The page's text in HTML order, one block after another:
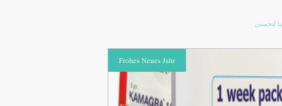
لتحسين
Frohes Neues Jahr